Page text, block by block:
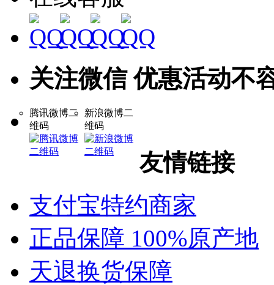
关注微信 优惠活动不
腾讯微博二
维码
新浪微博二
维码
友情链接
支付宝特约商家
正品保障 100%原产地
天退换货保障